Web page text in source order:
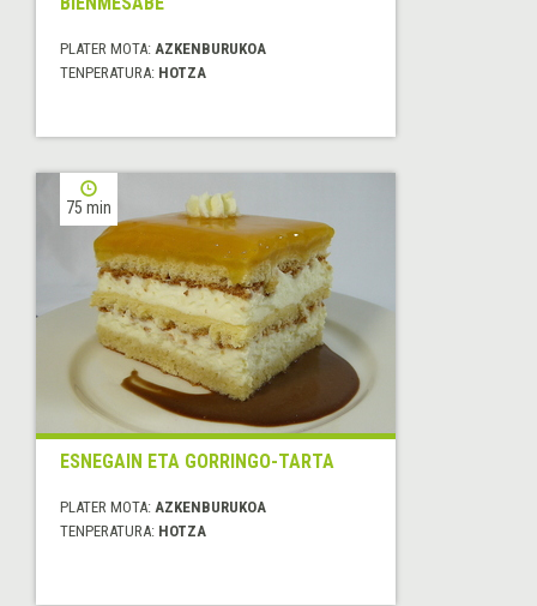
PLATER MOTA: AZKENBURUKOA
TENPERATURA: HOTZA
75 min
ESNEGAIN ETA GORRINGO-TARTA
PLATER MOTA: AZKENBURUKOA
TENPERATURA: HOTZA